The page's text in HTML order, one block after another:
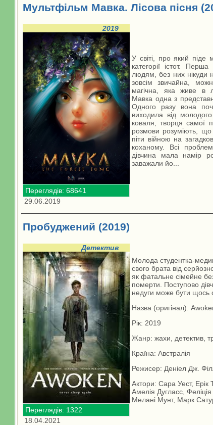
Мультфільм Мавка. Лісова пісня
2019
Переглядів: 68641
29.06.2019
У світі, про який піде
категорії істот.
людям, без них нікуди
зовсім звичайна,
магічна, яка живе в
Мавка одна з
Одного разу вона
виходила від
коваля, творця самої
розмови розуміють, що
піти війною на
коханому. Всі
дівчина мала намір
заважали йо...
Пробуджений (2019)
Детектив
Переглядів: 1322
18.04.2021
Молода студентка-
свого брата від
як фатальне сімейне
померти. Поступово
недуги може бути щось
Назва (оригінал):
Рік: 2019
Жанр: жахи, детектив,
Країна: Австралія
Режисер: Деніел Дж.
Актори: Сара Уест,
Амелія Дугласс,
Мелані Мунт, Марк